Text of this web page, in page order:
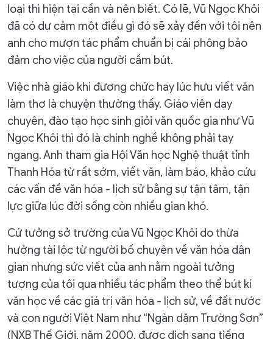
loại thì hiện tại cần và nên biết. Có lẽ, Vũ Ngọc Khôi
đã có dự cảm một điều gì đó sẽ xảy đến với tôi nên
anh cho mượn tác phẩm chuẩn bị cái phông bảo
đảm cho việc của người cầm bút.
Việc nhà giáo khi đương chức hay lúc hưu viết văn
làm thơ là chuyện thường thấy. Giáo viên dạy
chuyên, đào tạo học sinh giỏi văn quốc gia như Vũ
Ngọc Khôi thì đó là chính nghề không phải tay
ngang. Anh tham gia Hội Văn học Nghệ thuật tỉnh
Thanh Hóa từ rất sớm, viết văn, làm báo, khảo cứu
các vấn đề văn hóa - lịch sử bằng sự tận tâm, tận
lực giữa lúc đời sống còn nhiều gian khó.
Cứ tưởng sở trường của Vũ Ngọc Khôi do thừa
hưởng tài lộc từ người bố chuyên về văn hóa dân
gian nhưng sức viết của anh nằm ngoài tưởng
tượng của tôi qua nhiều tác phẩm theo thể bút kí
văn học về các giá trị văn hóa - lịch sử, về đất nước
và con người Việt Nam như “Ngàn dặm Trường Sơn”
(NXB Thế Giới, năm 2000, được dịch sang tiếng